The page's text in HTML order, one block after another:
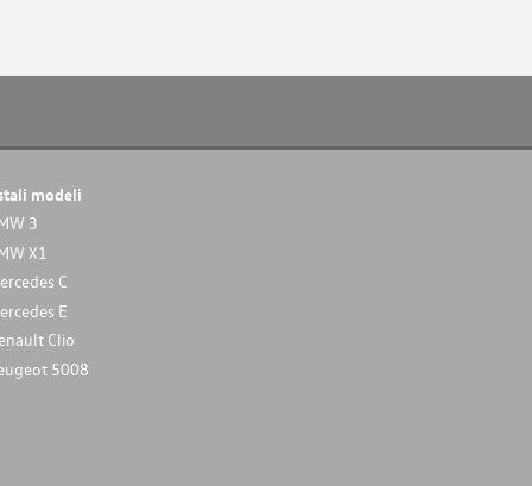
modeli
3
X1
C
E
Clio
5008